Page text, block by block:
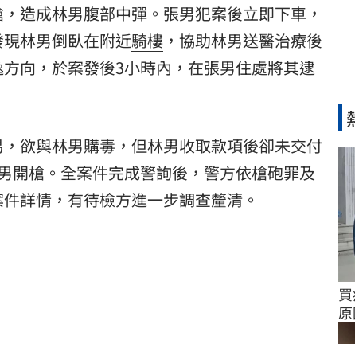
造成林男腹部中彈。張男犯案後立即下車，
林男倒臥在附近騎樓 ，協助林男送醫治療後
向，於案發後3小時內，在張男住處將其逮
欲與林男購毒，但林男收取款項後卻未交付
開槍。全案件完成警詢後，警方依槍砲罪及
詳情，有待檢方進一步調查釐清。